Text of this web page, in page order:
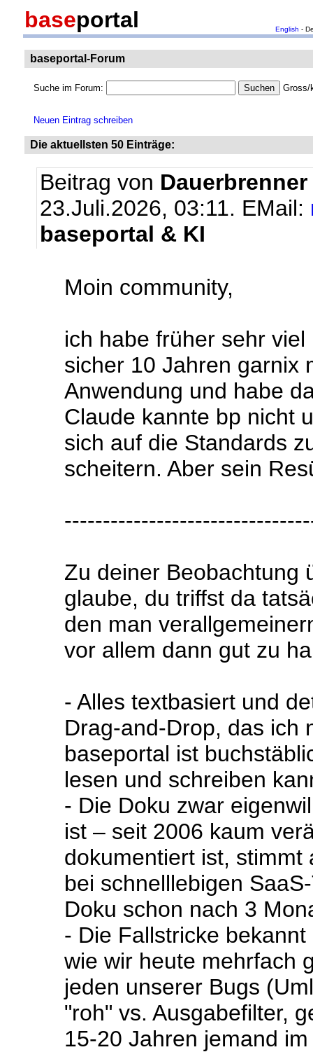
baseportal English -
baseportal-Forum
Suche im Forum: Gross/
Neuen Eintrag schreiben
Die aktuellsten 50 Einträge:
Beitrag von Dauerbrenner
23.Juli.2026, 03:11. EMail:
baseportal & KI
Moin community,
ich habe früher sehr
sicher 10 Jahren garnix
Anwendung und habe
Claude kannte bp nicht
sich auf die Standards
scheitern. Aber sein
Zu deiner Beobachtung
glaube, du triffst da
den man
vor allem dann gut zu
- Alles textbasiert und
Drag-and-Drop, das ich
baseportal ist
lesen und schreiben
- Die Doku zwar
ist – seit 2006 kaum
dokumentiert ist,
bei schnelllebigen
Doku schon nach 3
- Die Fallstricke
wie wir heute mehrfach
jeden unserer Bugs
"roh" vs. Ausgabefilter,
15-20 Jahren jemand